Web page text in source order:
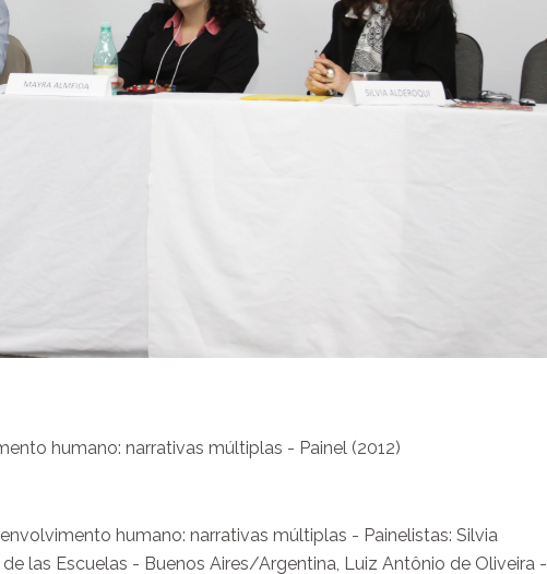
humano: narrativas múltiplas - Painel (2012)
humano: narrativas múltiplas - Painelistas: Silvia
las Escuelas - Buenos Aires/Argentina, Luiz Antônio de Oliveira -